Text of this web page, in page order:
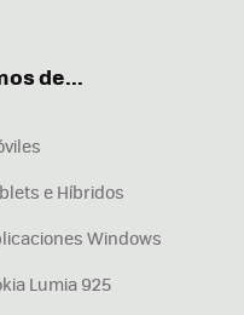
de...
e Híbridos
Windows
Lumia 925